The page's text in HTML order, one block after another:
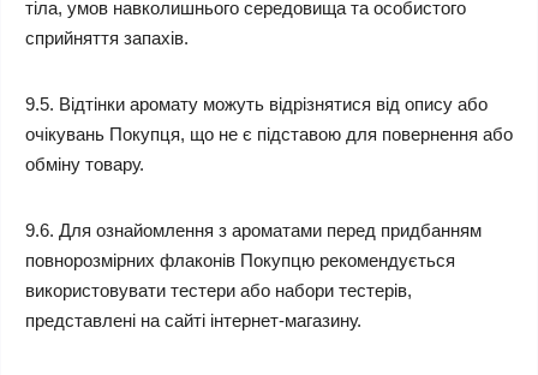
тіла, умов навколишнього середовища та особистого
сприйняття запахів.
9.5. Відтінки аромату можуть відрізнятися від опису або
очікувань Покупця, що не є підставою для повернення або
обміну товару.
9.6. Для ознайомлення з ароматами перед придбанням
повнорозмірних флаконів Покупцю рекомендується
використовувати тестери або набори тестерів,
представлені на сайті інтернет-магазину.